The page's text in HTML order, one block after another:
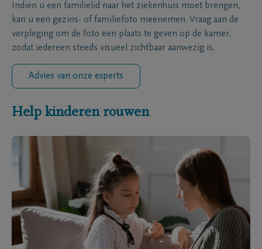
Indien u een familielid naar het ziekenhuis moet brengen,
kan u een gezins- of familiefoto meenemen. Vraag aan de
verpleging om de foto een plaats te geven op de kamer,
zodat iedereen steeds visueel zichtbaar aanwezig is.
Advies van onze experts
Help kinderen rouwen